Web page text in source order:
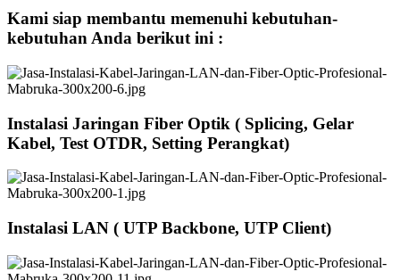
Kami siap membantu memenuhi kebutuhan-
kebutuhan Anda berikut ini :
Instalasi Jaringan Fiber Optik ( Splicing, Gelar
Kabel, Test OTDR, Setting Perangkat)
Instalasi LAN ( UTP Backbone, UTP Client)